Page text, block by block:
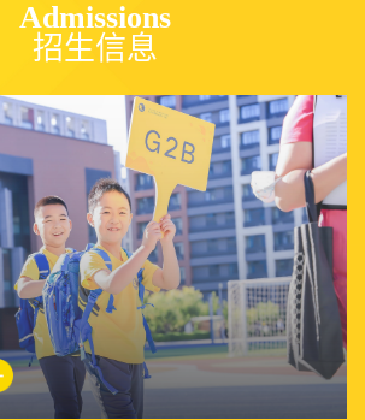
Admissions
招生信息